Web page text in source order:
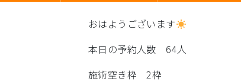
おはようございます
本日の予約人数 64人
施術空き枠 2枠